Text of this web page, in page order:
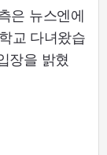
은 뉴스엔에
교 다녀왔습
장을 밝혔